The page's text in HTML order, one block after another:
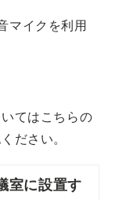
マイクを利用
てはこちらの
ださい。
室に設置す